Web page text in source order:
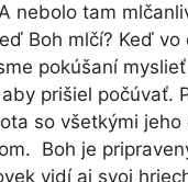
nebolo tam
Boh mlčí? Keď
pokúšaní
prišiel počúvať.
so všetkými
Boh je
vidí aj svoj